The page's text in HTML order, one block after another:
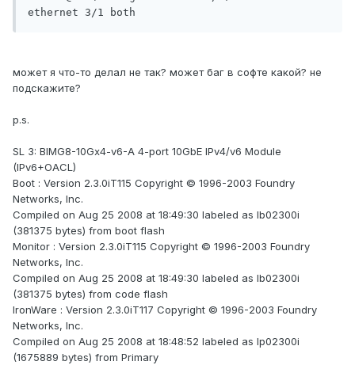
может я что-то делал не так? может баг в софте какой? не
подскажите?
p.s.
SL 3: BIMG8-10Gx4-v6-A 4-port 10GbE IPv4/v6 Module
(IPv6+OACL)
Boot : Version 2.3.0iT115 Copyright © 1996-2003 Foundry
Networks, Inc.
Compiled on Aug 25 2008 at 18:49:30 labeled as lb02300i
(381375 bytes) from boot flash
Monitor : Version 2.3.0iT115 Copyright © 1996-2003 Foundry
Networks, Inc.
Compiled on Aug 25 2008 at 18:49:30 labeled as lb02300i
(381375 bytes) from code flash
IronWare : Version 2.3.0iT117 Copyright © 1996-2003 Foundry
Networks, Inc.
Compiled on Aug 25 2008 at 18:48:52 labeled as lp02300i
(1675889 bytes) from Primary